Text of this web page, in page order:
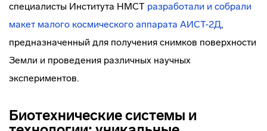
специалисты Института НМСТ разработали и собрали
макет малого космического аппарата АИСТ-2Д,
предназначенный для получения снимков поверхности
Земли и проведения различных научных
экспериментов.
Биотехнические системы и